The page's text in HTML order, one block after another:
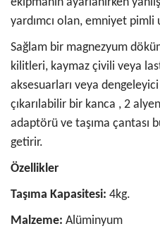
yardımcı olan, emniyet
Sağlam bir magnezyum
kilitleri, kaymaz çivili veya
aksesuarları veya
çıkarılabilir bir kanca , 2
adaptörü ve taşıma çantası
getirir.
Özellikler
Taşıma Kapasitesi: 4kg.
Malzeme: Alüminyum